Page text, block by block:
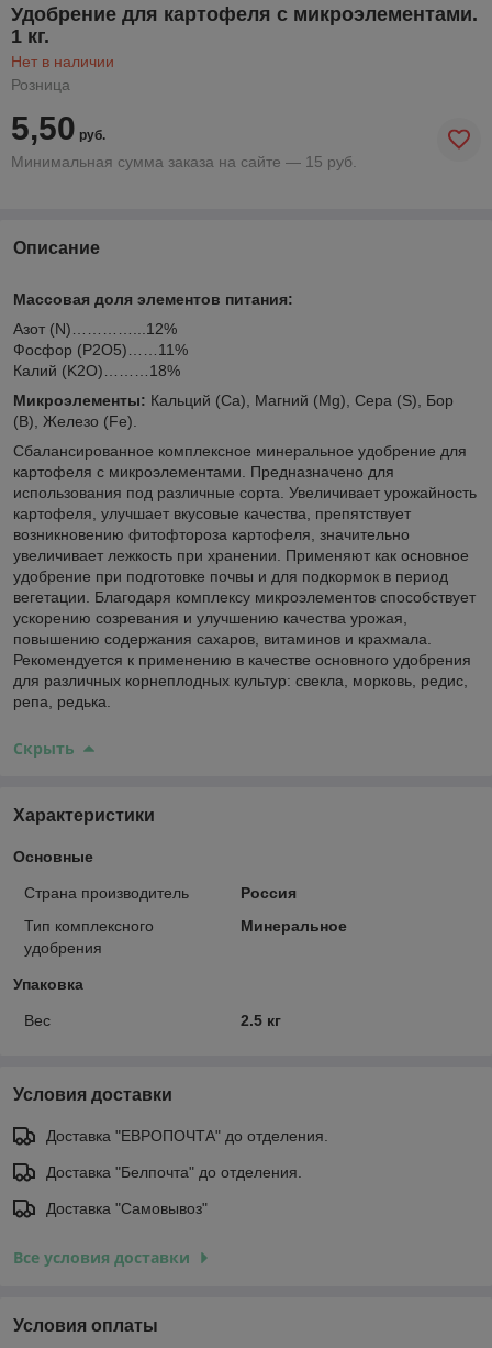
Удобрение для картофеля с микроэлементами.
1 кг.
Нет в наличии
Розница
5,50 руб.
Минимальная сумма заказа на сайте — 15 руб.
Описание
Массовая доля элементов питания:
Азот (N)…………...12%
Фосфор (P2O5)……11%
Калий (K2O)………18%
Микроэлементы: Кальций (Ca), Магний (Mg), Сера (S), Бор
(B), Железо (Fe).
Сбалансированное комплексное минеральное удобрение для
картофеля с микроэлементами. Предназначено для
использования под различные сорта. Увеличивает урожайность
картофеля, улучшает вкусовые качества, препятствует
возникновению фитофтороза картофеля, значительно
увеличивает лежкость при хранении. Применяют как основное
удобрение при подготовке почвы и для подкормок в период
вегетации. Благодаря комплексу микроэлементов способствует
ускорению созревания и улучшению качества урожая,
повышению содержания сахаров, витаминов и крахмала.
Рекомендуется к применению в качестве основного удобрения
для различных корнеплодных культур: свекла, морковь, редис,
репа, редька.
Скрыть
Характеристики
Основные
Страна производитель
Россия
Тип комплексного
удобрения
Минеральное
Упаковка
Вес 2.5 кг
Условия доставки
Доставка "ЕВРОПОЧТА" до отделения.
Доставка "Белпочта" до отделения.
Доставка "Самовывоз"
Все условия доставки
Условия оплаты